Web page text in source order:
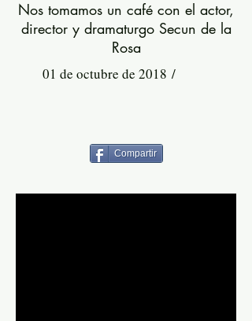
Nos tomamos un café con el actor,
director y dramaturgo Secun de la
Rosa
01 de octubre de 2018 /
Compartir